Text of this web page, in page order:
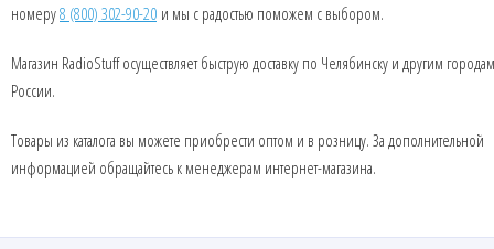
номеру8 (800) 302-90-20 и мы с радостью поможем с выбором.
Магазин RadioStuff осуществляет быструю доставку по Челябинску и другим городам
России.
Товары из каталога вы можете приобрести оптом и в розницу. За дополнительной
информацией обращайтесь к менеджерам интернет-магазина.